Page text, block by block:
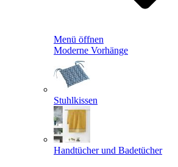
Menü öffnen
Moderne Vorhänge
Stuhlkissen
Handtücher und Badetücher